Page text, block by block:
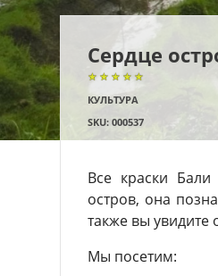
Сердце
★★★★★
★★★★★
★★★★★
КУЛЬТУРА
SKU: 000537
Все краски
остров, она
также вы увидите
Мы посетим: